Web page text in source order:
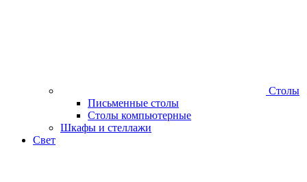
Столы
Письменные столы
Столы компьютерные
Шкафы и стеллажи
Свет